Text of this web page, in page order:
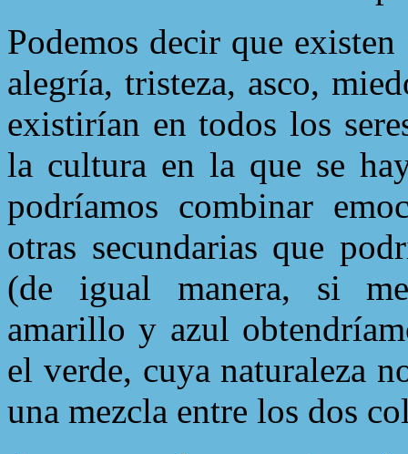
Podemos decir que
alegría, tristeza, asco,
existirían en todos los
la cultura en la que se
podríamos combinar
otras secundarias que
(de igual manera, si
amarillo y azul
el verde, cuya naturaleza
una mezcla entre los dos